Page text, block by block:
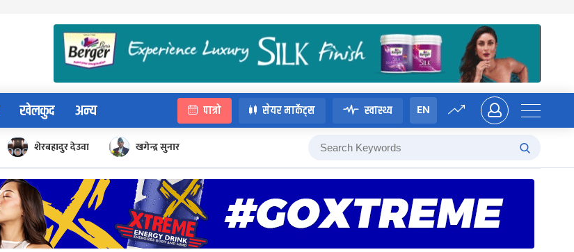
खेलकुद अन्य पात्रो सेयर मार्केट्स स्वास्थ्य EN
शेरबहादुर देउवा खगेन्द्र सुनार